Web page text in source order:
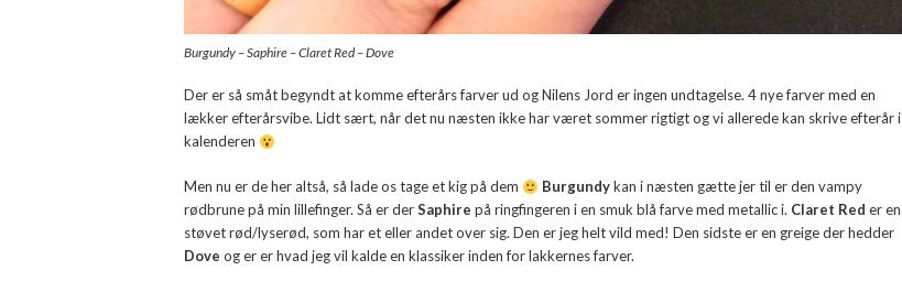
Burgundy – Saphire – Claret Red – Dove
Der er så småt begyndt at komme efterårs farver ud og Nilens Jord er ingen undtagelse. 4 nye farver med en
lækker efterårsvibe. Lidt sært, når det nu næsten ikke har været sommer rigtigt og vi allerede kan skrive efterår i
kalenderen
Men nu er de her altså, så lade os tage et kig på dem Burgundykan i næsten gætte jer til er den vampy
rødbrune på min lillefinger. Så er derSaphire på ringfingeren i en smuk blå farve med metallic i. Claret Red er en
støvet rød/lyserød, som har et eller andet over sig. Den er jeg helt vild med! Den sidste er en greige der hedder
Dove og er er hvad jeg vil kalde en klassiker inden for lakkernes farver.